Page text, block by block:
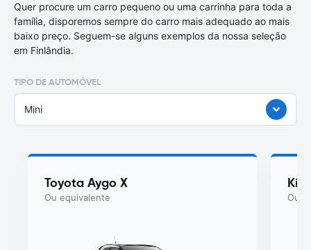
Quer procure um carro pequeno ou uma carrinha para toda a
família, disporemos sempre do carro mais adequado ao mais
baixo preço. Seguem-se alguns exemplos da nossa seleção
em Finlândia.
TIPO DE AUTOMÓVEL
Mini
Toyota Aygo X
Ou equivalente
Kia
Ou